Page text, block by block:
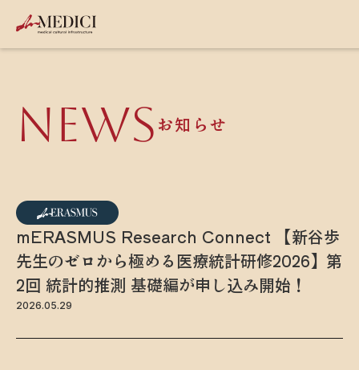
NEWS お知らせ
mERASMUS Research Connect 【新谷歩
先生のゼロから極める医療統計研修2026】第
2回 統計的推測 基礎編が申し込み開始！
2026.05.29